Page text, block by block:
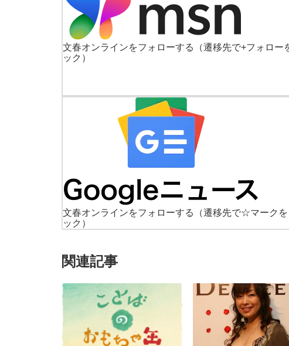
文春オンラインをフォローする
（遷移先で+フォロー
ック）
文春オンラインをフォローする
（遷移先で☆マークを
ック）
関連記事